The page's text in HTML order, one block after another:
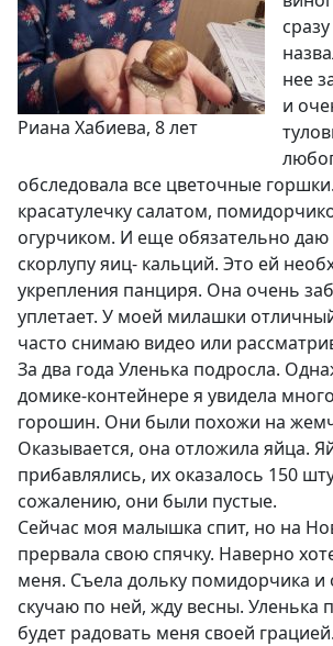
Риана Хабиева, 8 лет
нее
и
обследовала все цветочные
красатулечку салатом,
огурчиком. И еще обязательно
скорлупу яиц- кальций. Это ей
укрепления панциря. Она очень
уплетает. У моей милашки
часто снимаю видео или
За два года Уленька подросла.
домике-контейнере я увидела
горошин. Они были похожи на
Оказывается, она отложила яйца.
прибавлялись, их оказалось 150
сожалению, они были пустые.
Сейчас моя малышка спит, но на
прервала свою спячку. Наверно
меня. Съела дольку помидорчика и
скучаю по ней, жду весны. Уленька
будет радовать меня своей грацией.